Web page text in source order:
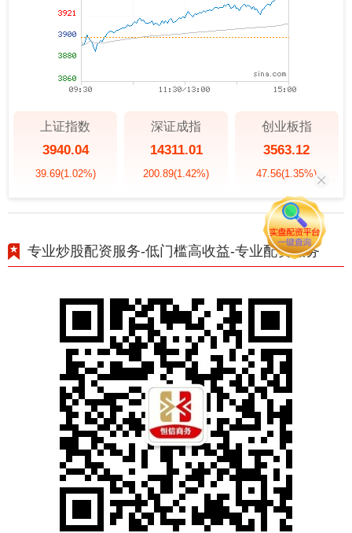
上证指数
3940.04
39.69(1.02%)
深证成指
14311.01
200.89(1.42%)
创业板指
3563.12
47.56(1.35%)
专业炒股配资服务-低门槛高收益-专业配资服务